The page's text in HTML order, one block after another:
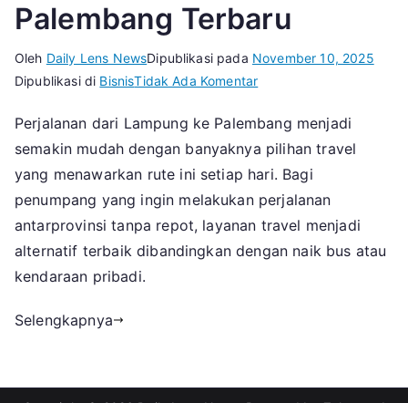
Palembang Terbaru
Oleh Daily Lens NewsDipublikasi pada November 10, 2025
Dipublikasi di BisnisTidak Ada Komentarpada
Harga
dan
Waktu
Tempuh
Palembang
Perjalanan dari Lampung ke Palembang menjadi
semakin mudah dengan banyaknya pilihan travel
yang menawarkan rute ini setiap hari. Bagi
penumpang yang ingin melakukan perjalanan
antarprovinsi tanpa repot, layanan travel menjadi
alternatif terbaik dibandingkan dengan naik bus atau
kendaraan pribadi.
Selengkapnya